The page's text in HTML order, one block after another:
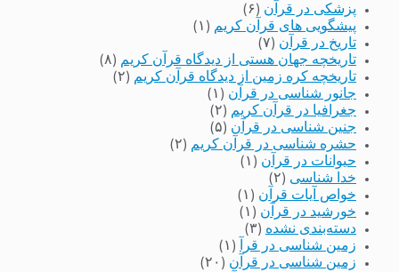
پزشکی در قرآن (۶)
پیشگویی های قرآن کریم (۱)
تاریخ در قرآن (۷)
تاریخچه جهان هستی از دیدگاه قرآن کریم (۸)
تاریخچه کره زمین از دیدگاه قرآن کریم (۲)
جانور شناسی در قرآن (۱)
جغرافیا در قرآن کریم (۲)
جنین شناسی در قرآن (۵)
حشره شناسی در قرآن کریم (۲)
حیوانات در قرآن (۱)
خدا شناسی (۲)
خواص آیات قرآن (۱)
خورشید در قرآن (۱)
دسته‌بندی نشده (۳)
زمین شناسی در قرآ
(۱)
زمین شناسی در قرآن (۲۰)